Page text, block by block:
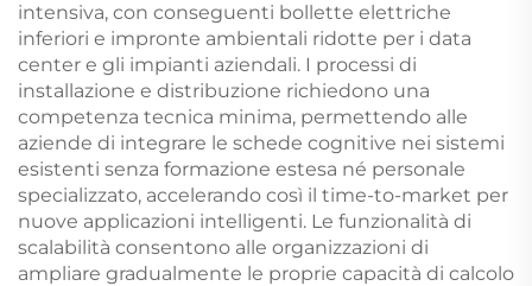
intensiva, con conseguenti bollette elettriche
inferiori e impronte ambientali ridotte per i data
center e gli impianti aziendali. I processi di
installazione e distribuzione richiedono una
competenza tecnica minima, permettendo alle
aziende di integrare le schede cognitive nei sistemi
esistenti senza formazione estesa né personale
specializzato, accelerando così il time-to-market per
nuove applicazioni intelligenti. Le funzionalità di
scalabilità consentono alle organizzazioni di
ampliare gradualmente le proprie capacità di calcolo